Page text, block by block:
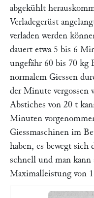
abgekühlt
Verladegerüst
verladen werden
dauert etwa 5 bis 6
ungefähr 60 bis 70 kg
normalem Giessen
der Minute vergossen
Abstiches von 20 t
Minuten
Giessmaschinen im
haben, es bewegt sich
schnell und man kann
Maximalleistung von